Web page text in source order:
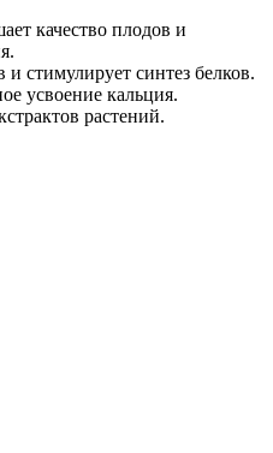
качество плодов и
стимулирует синтез белков.
усвоение кальция.
растений.